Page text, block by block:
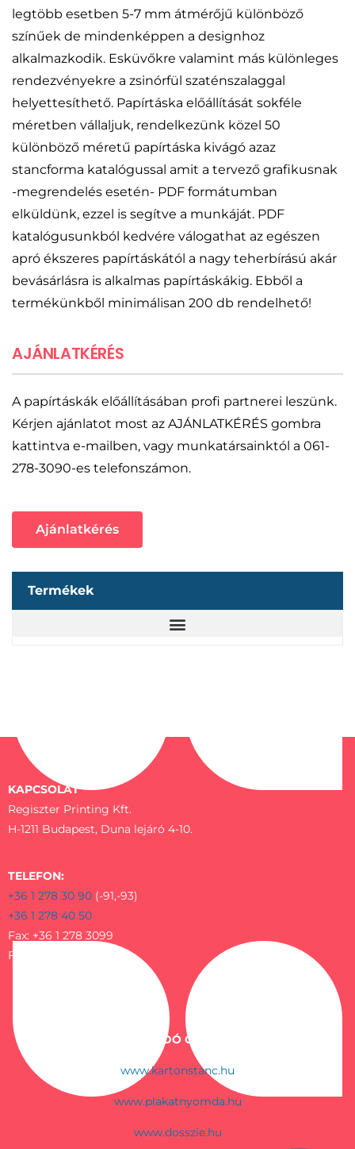
Termékek
legtöbb esetben 5-7 mm átmérőjű különböző
színűek de mindenképpen a designhoz
alkalmazkodik. Esküvőkre valamint más különleges
rendezvényekre a zsinórfül szaténszalaggal
helyettesíthető. Papírtáska előállítását sokféle
méretben vállaljuk, rendelkezünk közel 50
különböző méretű papírtáska kivágó azaz
stancforma katalógussal amit a tervező grafikusnak
-megrendelés esetén- PDF formátumban
elküldünk, ezzel is segítve a munkáját. PDF
katalógusunkból kedvére válogathat az egészen
apró ékszeres papírtáskától a nagy teherbírású akár
bevásárlásra is alkalmas papírtáskákig. Ebből a
termékünkből minimálisan 200 db rendelhető!
AJÁNLATKÉRÉS
A papírtáskák előállításában profi partnerei leszünk.
Kérjen ajánlatot most az AJÁNLATKÉRÉS gombra
kattintva e-mailben, vagy munkatársainktól a 061-
278-3090-es telefonszámon.
Ajánlatkérés
KAPCSOLAT
Regiszter Printing Kft.
H-1211 Budapest, Duna lejáró 4-10.
TELEFON:
+36 1 278 30 90 (-91,-93)
+36 1 278 40 50
Fax: +36 1 278 3099
Fax: +36 1 278-4055
KAPCSOLÓDÓ OLDALAINK:
www.kartonstanc.hu
www.plakatnyomda.hu
www.dosszie.hu